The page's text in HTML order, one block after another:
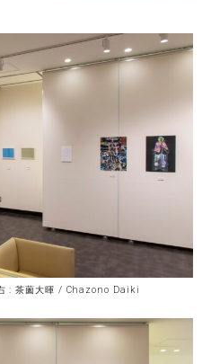
茶薗大暉 / Chazono Daiki